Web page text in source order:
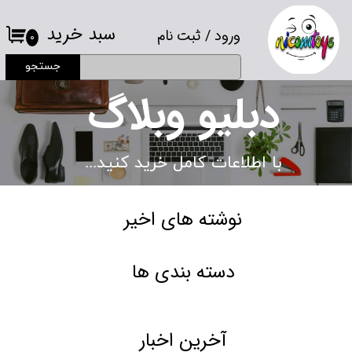
ورود/ ثبت نام
حساب کاربری من
تغییر گذر واژه
سفارشات
خروج از حساب کاربری
جستجو
۰ سبد خرید
دبلیو وبلاگ
با اطلاعات کامل خرید کنید...
نوشته های اخیر
دسته بندی ها
آخرین اخبار